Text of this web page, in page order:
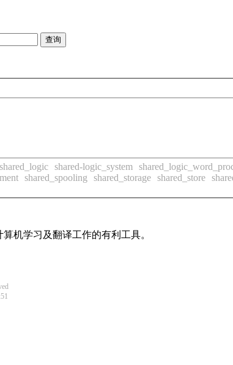
shared_logic shared-logic_system
shared_spooling shared_storage shared_store
机学习及翻译工作的有利工具。